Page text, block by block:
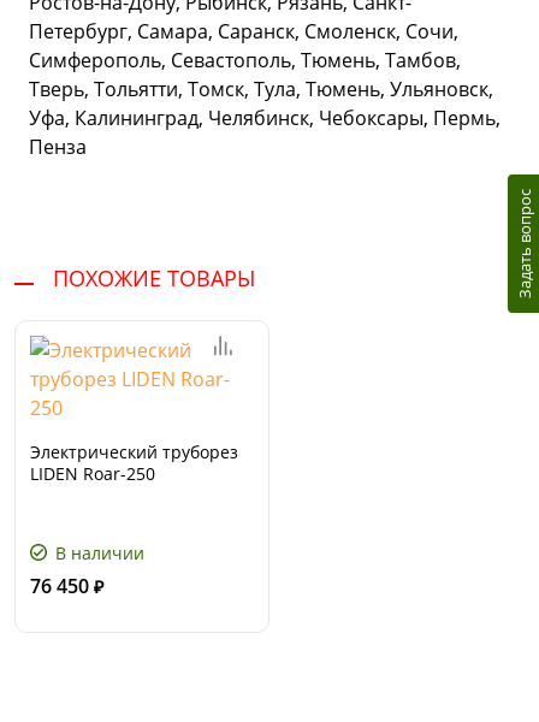
Петербург, Самара, Саранск, Смоленск, Сочи,
Симферополь, Севастополь, Тюмень, Тамбов,
Тверь, Тольятти, Томск, Тула, Тюмень, Ульяновск,
Уфа, Калининград, Челябинск, Чебоксары, Пермь,
Пенза
ПОХОЖИЕ ТОВАРЫ
Электрический труборез
LIDEN Roar-250
В наличии
76 450 ₽
Задать вопрос